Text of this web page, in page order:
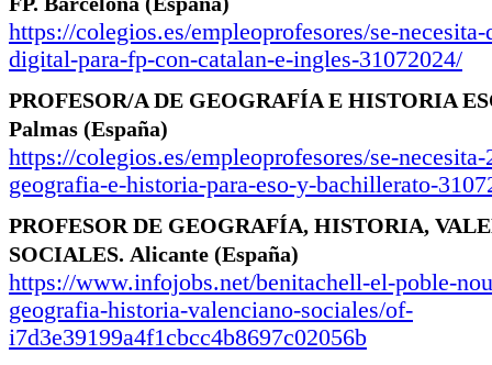
https://colegios.es/empleoprofesores/se-
digital-para-fp-con-catalan-e-ingles-31072024/
PROFESOR/A DE GEOGRAFÍA E HISTORIA
Palmas (España)
https://colegios.es/empleoprofesores/se-
geografia-e-historia-para-eso-y-bachillerato-
PROFESOR DE GEOGRAFÍA, HISTORIA,
SOCIALES. Alicante (España)
https://www.infojobs.net/benitachell-el-poble-
geografia-historia-valenciano-sociales/of-
i7d3e39199a4f1cbcc4b8697c02056b